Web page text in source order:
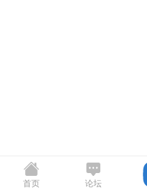
首页 论坛